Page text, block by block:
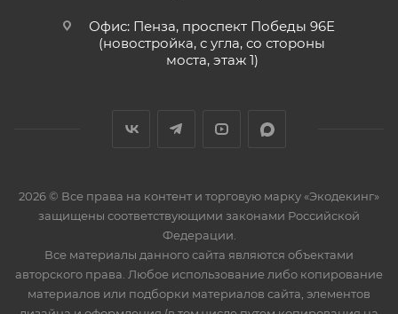
Офис: Пенза, проспект Победы 96Е
(новостройка, с угла, со стороны
моста, этаж 1)
2026 © Все права на контент и торговую марку «Экодекинг»
защищены соответствующими законами Российской
Федерации.
Все материалы данного сайта являются объектами
авторского права. Любое использование либо копирование
материалов или подборки материалов сайта, элементов